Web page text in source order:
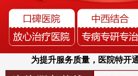
为提升服务质量，医院特开